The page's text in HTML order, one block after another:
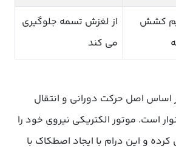
کشش
از لغزش تسمه جلوگیری
می کند
اساس اصل حرکت دورانی و انتقال
است. موتور الکتریکی نیروی خود را
و این درام با ایجاد اصطکاک با